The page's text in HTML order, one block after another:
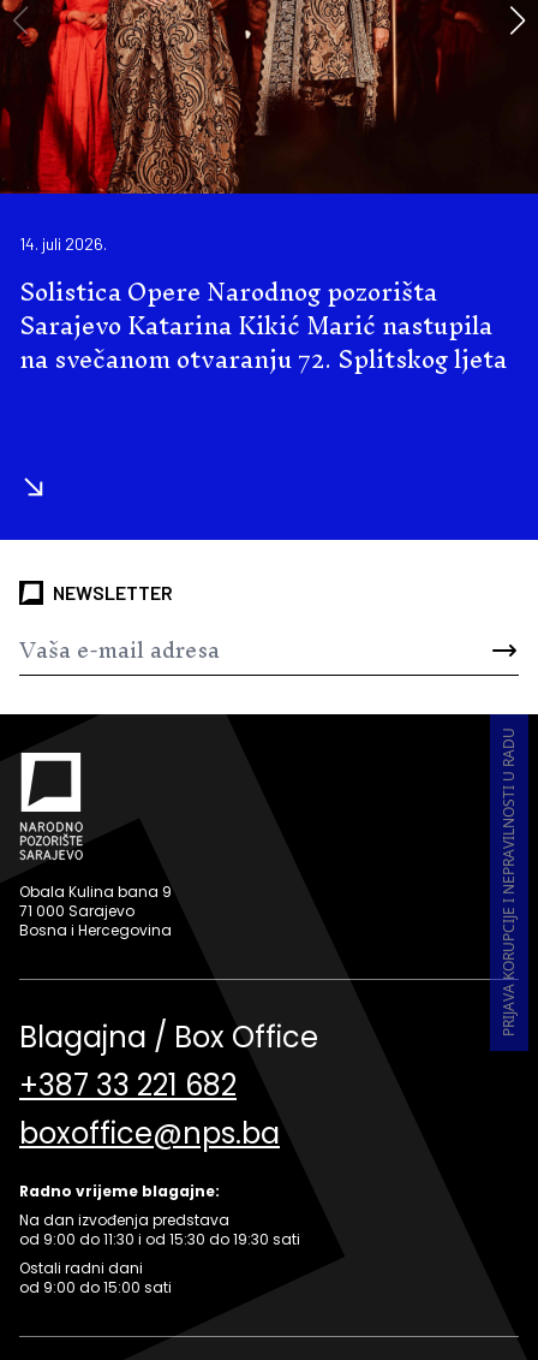
14. juli 2026.
Solistica Opere Narodnog pozorišta
Sarajevo Katarina Kikić Marić nastupila
na svečanom otvaranju 72. Splitskog ljeta
NEWSLETTER
PRIJAVA KORUPCIJE I NEPRAVILNOSTI U RADU
Obala Kulina bana 9
71 000 Sarajevo
Bosna i Hercegovina
Blagajna / Box Office
+387 33 221 682
boxoffice@nps.ba
Radno vrijeme blagajne:
Na dan izvođenja predstava
od 9:00 do 11:30 i od 15:30 do 19:30 sati
Ostali radni dani
od 9:00 do 15:00 sati